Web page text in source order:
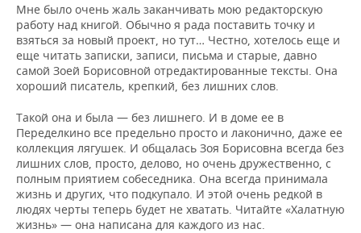
Мне было очень жаль заканчивать мою редакторскую
работу над книгой. Обычно я рада поставить точку и
взяться за новый проект, но тут… Честно, хотелось еще и
еще читать записки, записи, письма и старые, давно
самой Зоей Борисовной отредактированные тексты. Она
хороший писатель, крепкий, без лишних слов.
Такой она и была — без лишнего. И в доме ее в
Переделкино все предельно просто и лаконично, даже ее
коллекция лягушек. И общалась Зоя Борисовна всегда без
лишних слов, просто, делово, но очень дружественно, с
полным приятием собеседника. Она всегда принимала
жизнь и других, что подкупало. И этой очень редкой в
людях черты теперь будет не хватать. Читайте «Халатную
жизнь» — она написана для каждого из нас.